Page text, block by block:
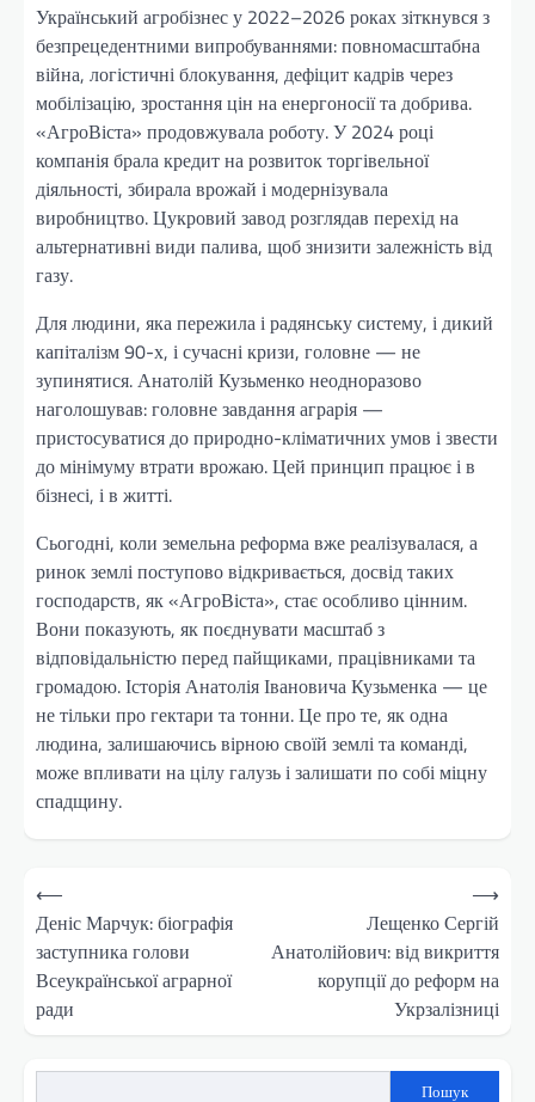
Український агробізнес у 2022–2026 роках зіткнувся з
безпрецедентними випробуваннями: повномасштабна
війна, логістичні блокування, дефіцит кадрів через
мобілізацію, зростання цін на енергоносії та добрива.
«АгроВіста» продовжувала роботу. У 2024 році
компанія брала кредит на розвиток торгівельної
діяльності, збирала врожай і модернізувала
виробництво. Цукровий завод розглядав перехід на
альтернативні види палива, щоб знизити залежність від
газу.
Для людини, яка пережила і радянську систему, і дикий
капіталізм 90-х, і сучасні кризи, головне — не
зупинятися. Анатолій Кузьменко неодноразово
наголошував: головне завдання аграрія —
пристосуватися до природно-кліматичних умов і звести
до мінімуму втрати врожаю. Цей принцип працює і в
бізнесі, і в житті.
Сьогодні, коли земельна реформа вже реалізувалася, а
ринок землі поступово відкривається, досвід таких
господарств, як «АгроВіста», стає особливо цінним.
Вони показують, як поєднувати масштаб з
відповідальністю перед пайщиками, працівниками та
громадою. Історія Анатолія Івановича Кузьменка — це
не тільки про гектари та тонни. Це про те, як одна
людина, залишаючись вірною своїй землі та команді,
може впливати на цілу галузь і залишати по собі міцну
спадщину.
Навігація
записів
⟵
Деніс Марчук: біографія
заступника голови
Всеукраїнської аграрної
ради
Лещенко Сергій
Анатолійович: від викриття
корупції до реформ на
Укрзалізниці
⟶
Пошук